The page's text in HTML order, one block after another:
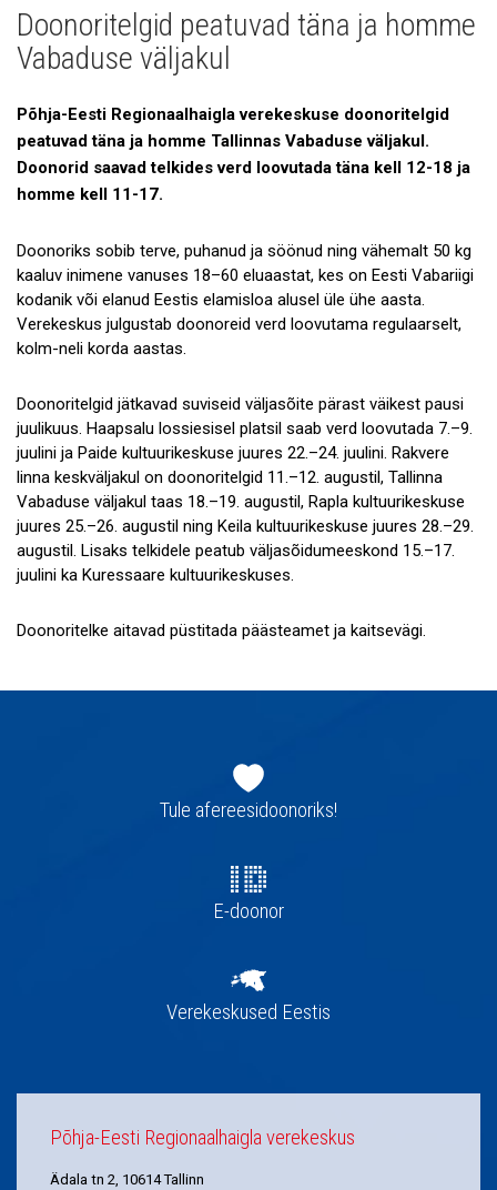
Uudised
Galerii
Koostöö
Tule tööle!
Andmekaitse
Doonoritelgid peatuvad täna ja homme
Vabaduse väljakul
Põhja-Eesti Regionaalhaigla verekeskuse doonoritelgid
peatuvad täna ja homme Tallinnas Vabaduse väljakul.
Doonorid saavad telkides verd loovutada täna kell 12-18 ja
homme kell 11-17.
Doonoriks sobib terve, puhanud ja söönud ning vähemalt 50 kg
kaaluv inimene vanuses 18–60 eluaastat, kes on Eesti Vabariigi
kodanik või elanud Eestis elamisloa alusel üle ühe aasta.
Verekeskus julgustab doonoreid verd loovutama regulaarselt,
kolm-neli korda aastas.
Doonoritelgid jätkavad suviseid väljasõite pärast väikest pausi
juulikuus. Haapsalu lossiesisel platsil saab verd loovutada 7.–9.
juulini ja Paide kultuurikeskuse juures 22.–24. juulini. Rakvere
linna keskväljakul on doonoritelgid 11.–12. augustil, Tallinna
Vabaduse väljakul taas 18.–19. augustil, Rapla kultuurikeskuse
juures 25.–26. augustil ning Keila kultuurikeskuse juures 28.–29.
augustil. Lisaks telkidele peatub väljasõidumeeskond 15.–17.
juulini ka Kuressaare kultuurikeskuses.
Doonoritelke aitavad püstitada päästeamet ja kaitsevägi.
navigatsioonTule afereesidoonoriks!
E-doonor
Verekeskused Eestis
Põhja-Eesti Regionaalhaigla verekeskus
Ädala tn 2, 10614 Tallinn